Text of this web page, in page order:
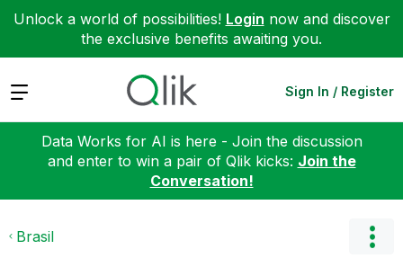
Unlock a world of possibilities! Login now and discover
the exclusive benefits awaiting you.
Expand Sign In / Register
Data Works for AI is here - Join the discussion
and enter to win a pair of Qlik kicks: Join the
Conversation!
Brasil